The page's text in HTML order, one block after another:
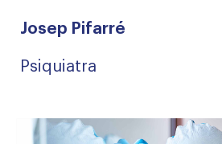
Josep Pifarré
Psiquiatra